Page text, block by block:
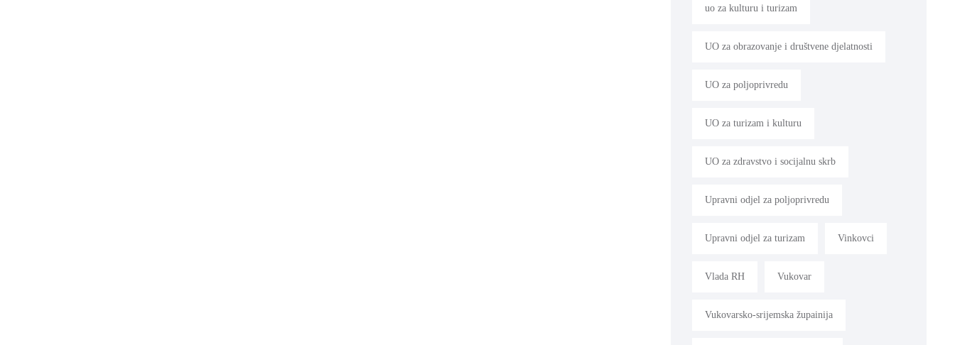
uo za kulturu i turizam
UO za obrazovanje i društvene djelatnosti
UO za poljoprivredu
UO za turizam i kulturu
UO za zdravstvo i socijalnu skrb
Upravni odjel za poljoprivredu
Upravni odjel za turizam Vinkovci
Vlada RH Vukovar
Vukovarsko-srijemska župainija